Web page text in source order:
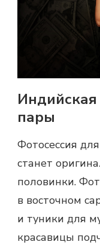
Индийская
пары
Фотосессия
станет
половинки.
в восточном
и туники для
красавицы